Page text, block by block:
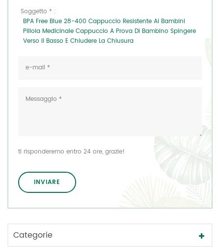
Soggetto * :
BPA Free Blue 28-400 Cappuccio Resistente Ai Bambini
Pillola Medicinale Cappuccio A Prova Di Bambino Spingere
Verso Il Basso E Chiudere La Chiusura
ti risponderemo entro 24 ore, grazie!
Categorie